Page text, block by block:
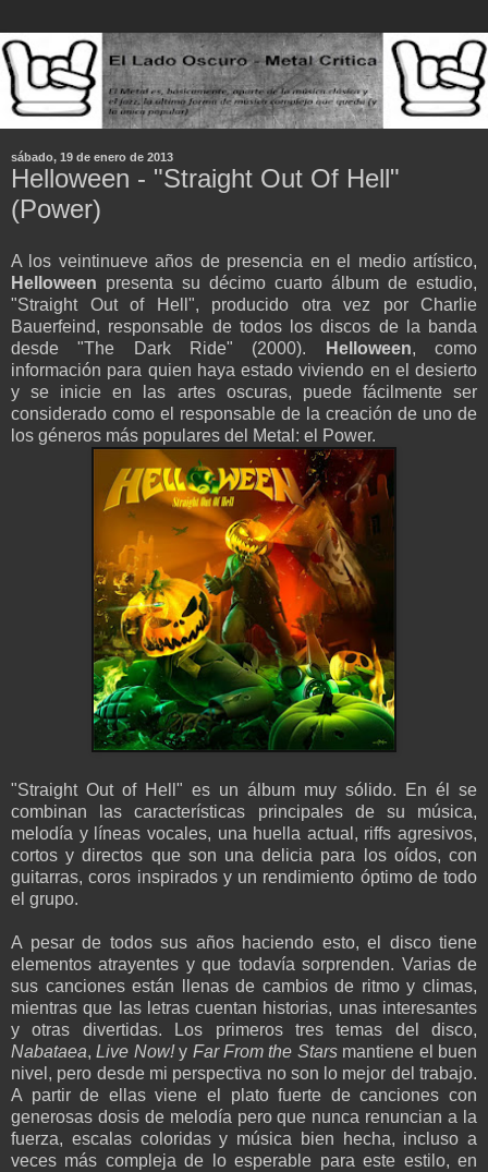
sábado, 19 de enero de 2013
Helloween - "Straight Out Of Hell"
(Power)
A los veintinueve años de presencia en el medio artístico,
Helloween presenta su décimo cuarto álbum de estudio,
"Straight Out of Hell", producido otra vez por Charlie
Bauerfeind, responsable de todos los discos de la banda
desde "The Dark Ride" (2000).
Helloween, como
información para quien haya estado viviendo en el desierto
y se inicie en las artes oscuras, puede fácilmente ser
considerado como el responsable de la creación de uno de
los géneros más populares del Metal: el Power.
"Straight Out of Hell" es un álbum muy sólido. En él se
combinan las características principales de su música,
melodía y líneas vocales, una huella actual, riffs agresivos,
cortos y directos que son una delicia para los oídos, con
guitarras, coros inspirados y un rendimiento óptimo de todo
el grupo.
A pesar de todos sus años haciendo esto, el disco tiene
elementos atrayentes y que todavía sorprenden. Varias de
sus canciones están llenas de cambios de ritmo y climas,
mientras que las letras cuentan historias, unas interesantes
y otras divertidas. Los primeros tres temas del disco,
Nabataea,Live Now!y Far From the Starsmantiene el buen
nivel, pero desde mi perspectiva no son lo mejor del trabajo.
A partir de ellas viene el plato fuerte de canciones con
generosas dosis de melodía pero que nunca renuncian a la
fuerza, escalas coloridas y música bien hecha, incluso a
veces más compleja de lo esperable para este estilo, en